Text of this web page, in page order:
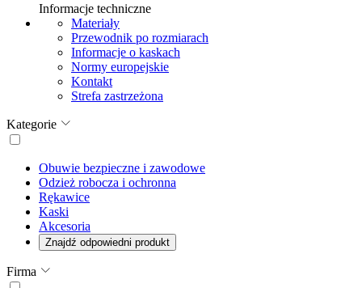
Informacje techniczne
Materiały
Przewodnik po rozmiarach
Informacje o kaskach
Normy europejskie
Kontakt
Strefa zastrzeżona
Kategorie
Obuwie bezpieczne i zawodowe
Odzież robocza i ochronna
Rękawice
Kaski
Akcesoria
Znajdź odpowiedni produkt
Firma